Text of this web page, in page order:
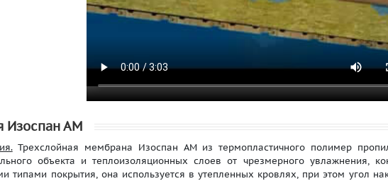
Изоспан АМ
Трехслойная мембрана Изоспан АМ из термопластичного полимер
объекта и теплоизоляционных слоев от чрезмерного увлажнения,
типами покрытия, она используется в утепленных кровлях, при этом угол